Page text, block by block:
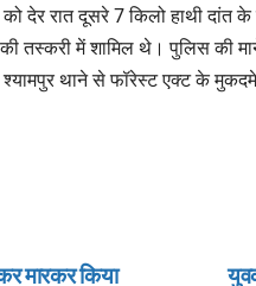
रात दूसरे 7 किलो हाथी दांत के
तस्करी में शामिल थे। पुलिस की
श्यामपुर थाने से फॉरेस्ट एक्ट के
मारकर किया